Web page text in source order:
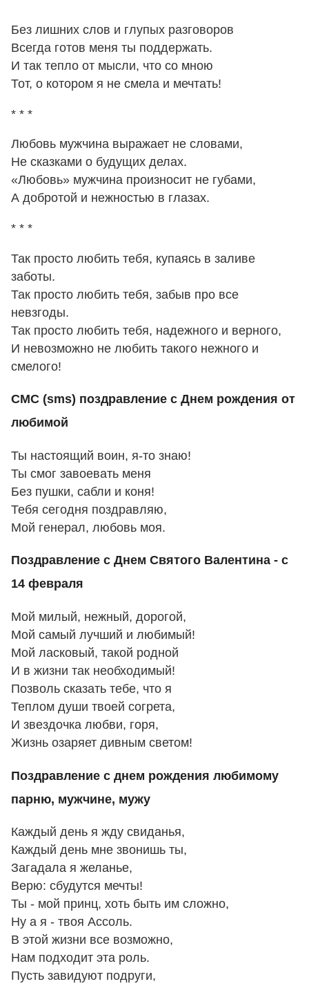
Без лишних слов и глупых разговоров
Всегда готов меня ты поддержать.
И так тепло от мысли, что со мною
Тот, о котором я не смела и мечтать!
* * *
Любовь мужчина выражает не словами,
Не сказками о будущих делах.
«Любовь» мужчина произносит не губами,
А добротой и нежностью в глазах.
* * *
Так просто любить тебя, купаясь в заливе
заботы.
Так просто любить тебя, забыв про все
невзгоды.
Так просто любить тебя, надежного и верного,
И невозможно не любить такого нежного и
смелого!
СМС (sms) поздравление с Днем рождения от
любимой
Ты настоящий воин, я-то знаю!
Ты смог завоевать меня
Без пушки, сабли и коня!
Тебя сегодня поздравляю,
Мой генерал, любовь моя.
Поздравление с Днем Святого Валентина - с
14 февраля
Мой милый, нежный, дорогой,
Мой самый лучший и любимый!
Мой ласковый, такой родной
И в жизни так необходимый!
Позволь сказать тебе, что я
Теплом души твоей согрета,
И звездочка любви, горя,
Жизнь озаряет дивным светом!
Поздравление с днем рождения любимому
парню, мужчине, мужу
Каждый день я жду свиданья,
Каждый день мне звонишь ты,
Загадала я желанье,
Верю: сбудутся мечты!
Ты - мой принц, хоть быть им сложно,
Ну а я - твоя Ассоль.
В этой жизни все возможно,
Нам подходит эта роль.
Пусть завидуют подруги,